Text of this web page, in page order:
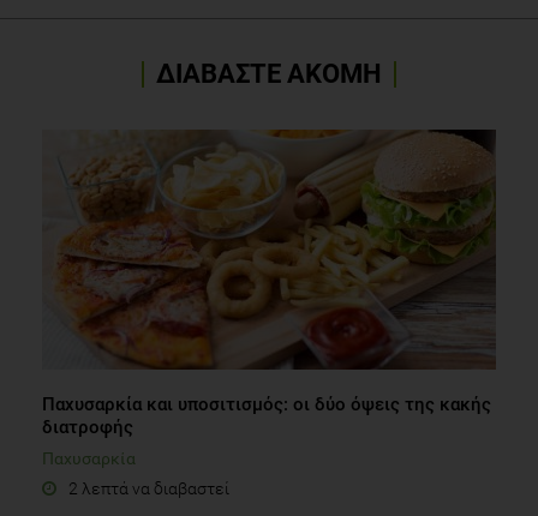
ΔΙΑΒΑΣΤΕ ΑΚΟΜΗ
Παχυσαρκία και υποσιτισμός: οι δύο όψεις της κακής
διατροφής
Παχυσαρκία
2 λεπτά να διαβαστεί